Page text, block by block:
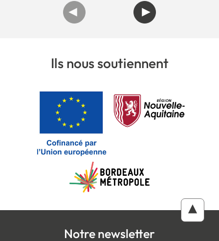
Ils nous soutiennent
Notre newsletter